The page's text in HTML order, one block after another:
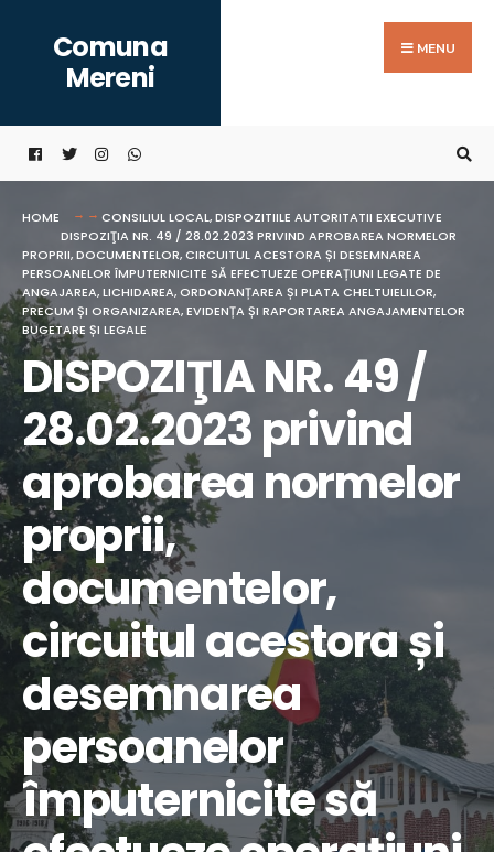
content
Comuna
Mereni
MENU
HOME CONSILIUL LOCAL,DISPOZITIILE AUTORITATII EXECUTIVE
DISPOZIŢIA NR. 49 / 28.02.2023 PRIVIND APROBAREA NORMELOR
PROPRII, DOCUMENTELOR, CIRCUITUL ACESTORA ȘI DESEMNAREA
PERSOANELOR ÎMPUTERNICITE SĂ EFECTUEZE OPERAȚIUNI LEGATE DE
ANGAJAREA, LICHIDAREA, ORDONANȚAREA ȘI PLATA CHELTUIELILOR,
PRECUM ȘI ORGANIZAREA, EVIDENȚA ȘI RAPORTAREA ANGAJAMENTELOR
BUGETARE ȘI LEGALE
DISPOZIŢIA NR. 49 /
28.02.2023 privind
aprobarea normelor
proprii,
documentelor,
circuitul acestora și
desemnarea
persoanelor
împuternicite să
for: